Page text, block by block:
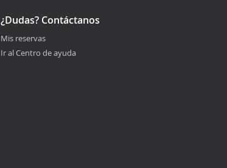
¿Dudas? Contáctanos
Mis reservas
Ir al Centro de ayuda